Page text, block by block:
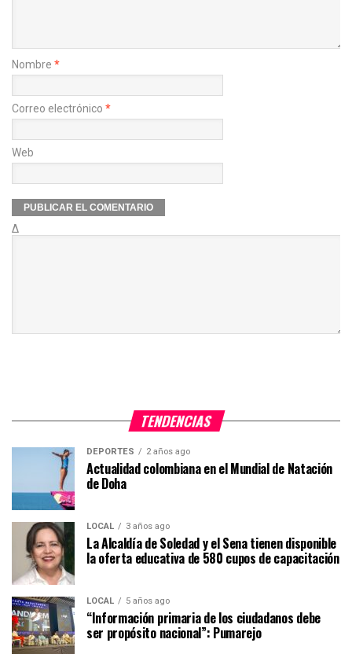
Nombre *
Correo electrónico *
Web
Δ
TENDENCIAS
DEPORTES 2 años ago
Actualidad colombiana en el Mundial de Natación
de Doha
LOCAL 3 años ago
La Alcaldía de Soledad y el Sena tienen disponible
la oferta educativa de 580 cupos de capacitación
LOCAL 5 años ago
“Información primaria de los ciudadanos debe
ser propósito nacional”: Pumarejo